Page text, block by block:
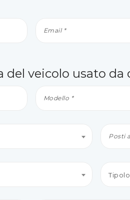
del veicolo usato